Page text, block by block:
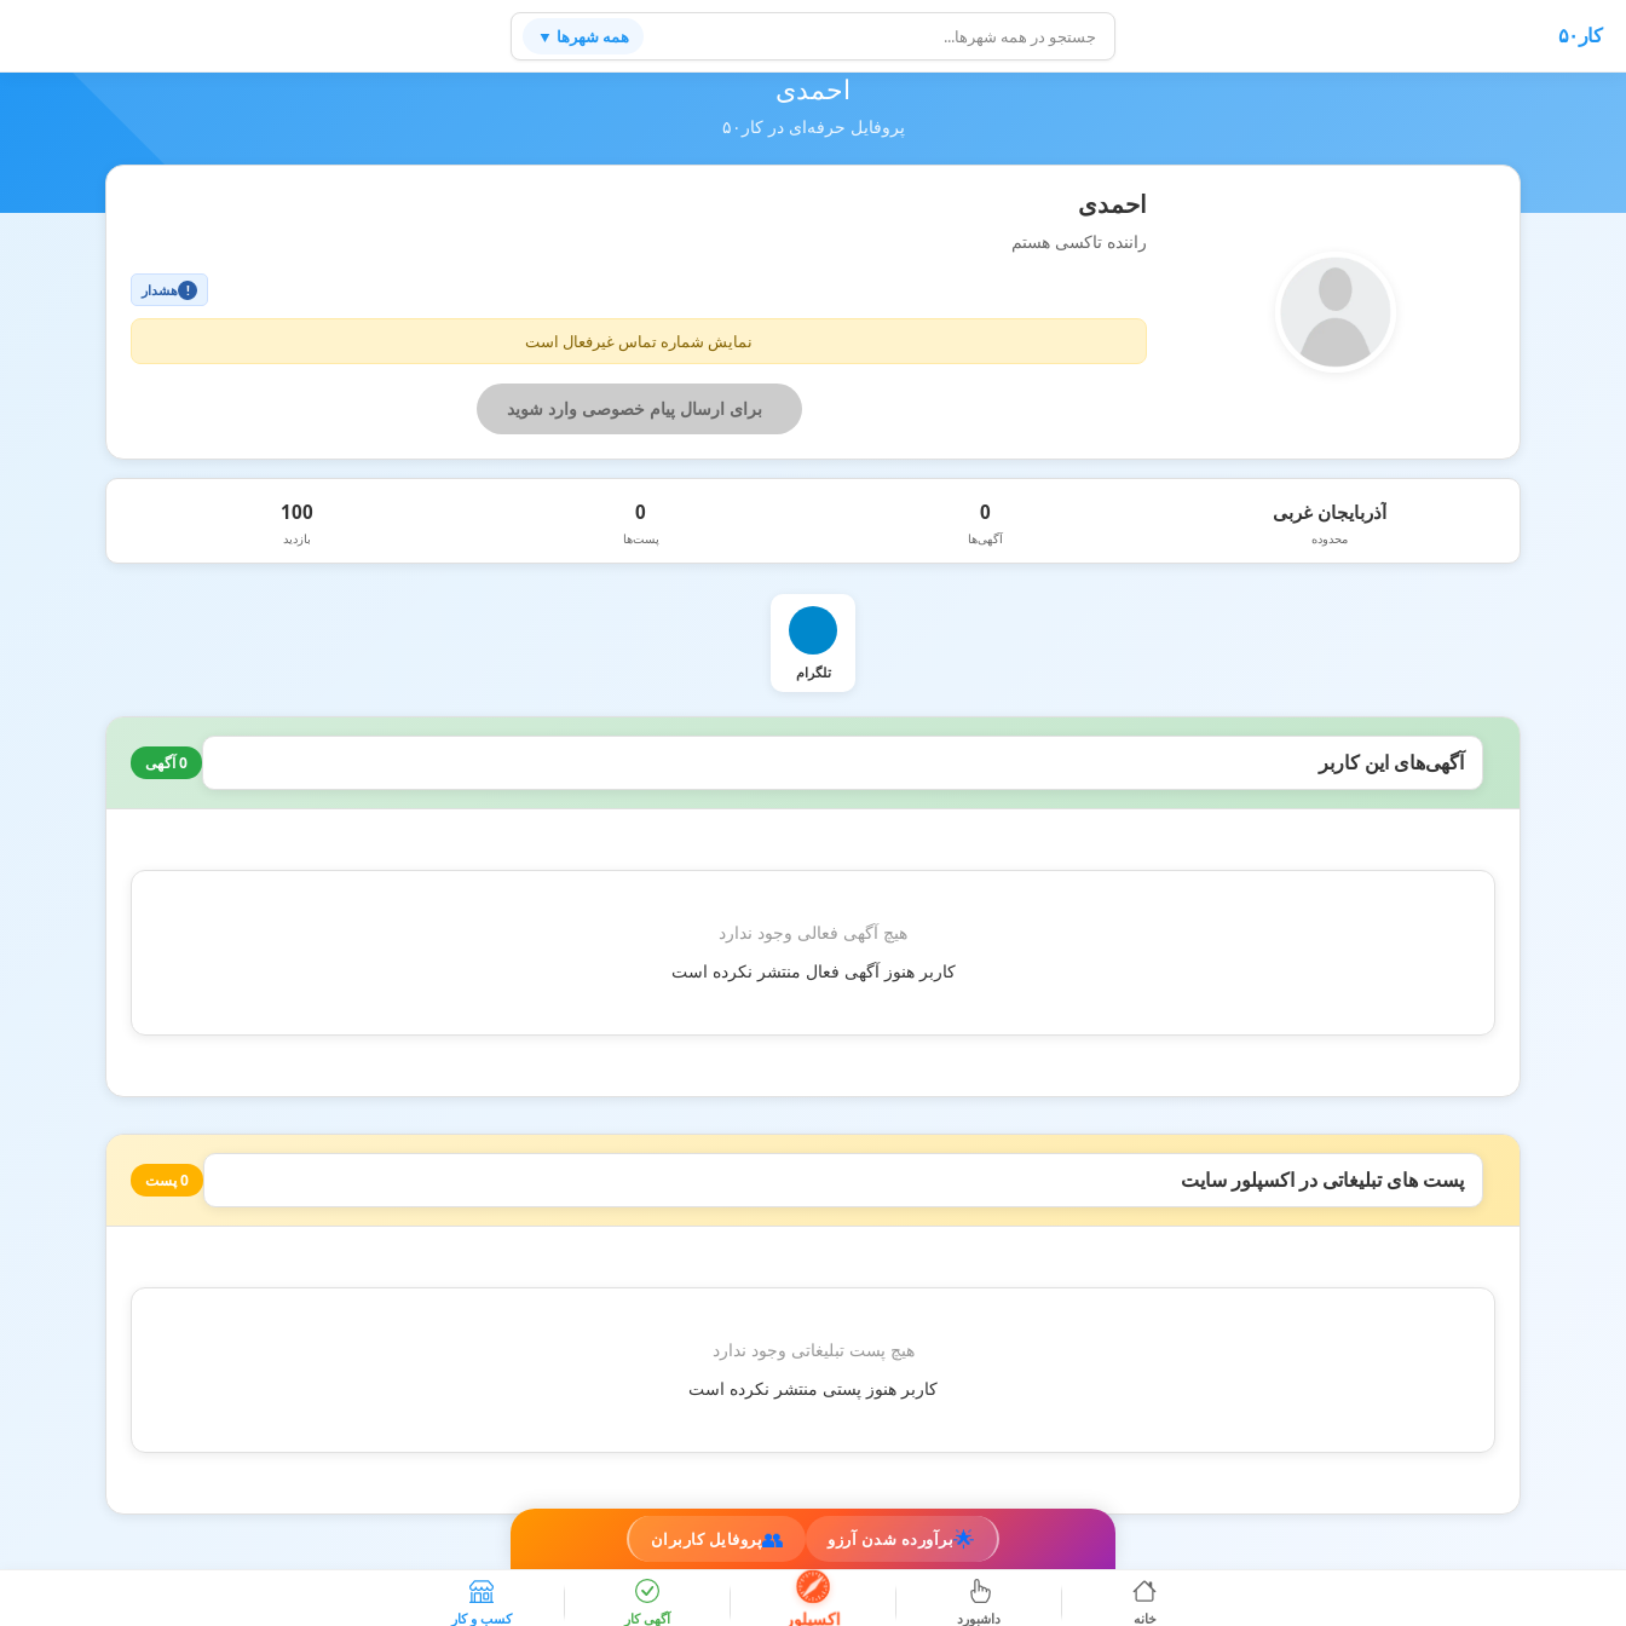
کار۵۰ همه شهرها ▼
🌟برآورده شدن آرزو 👥پروفایل کاربران
خانه داشبورد اکسپلور آگهی کار کسب و کار
احمدی
پروفایل حرفه‌ای در کار۵۰
احمدی
راننده تاکسی هستم
! هشدار
نمایش شماره تماس غیرفعال است
برای ارسال پیام خصوصی وارد شوید
آذربایجان غربی
محدوده
0
آگهی‌ها
0
پست‌ها
100
بازدید
تلگرام
آگهی‌های این کاربر 0 آگهی
هیچ آگهی فعالی وجود ندارد
کاربر هنوز آگهی فعال منتشر نکرده است
پست های تبلیغاتی در اکسپلور سایت 0 پست
هیچ پست تبلیغاتی وجود ندارد
کاربر هنوز پستی منتشر نکرده است